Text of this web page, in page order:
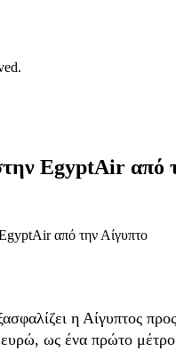
EgyptAir από
η Αίγυπτος
ως ένα πρώτο